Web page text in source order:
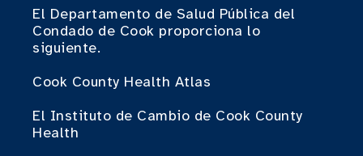
El Departamento de Salud Pública del
Condado de Cook proporciona lo
siguiente.
Cook County Health Atlas
El Instituto de Cambio de Cook County
Health